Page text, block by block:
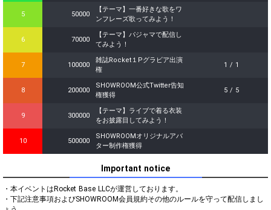
5 50000
【テーマ】一番好きな歌をワ
ンフレーズ歌ってみよう！
6 70000
【テーマ】パジャマで配信し
てみよう！
7 100000
雑誌Rocket１Pグラビア出演
権
1 / 1
8 200000
SHOWROOM公式Twitter告知
権獲得
5 / 5
9 300000
【テーマ】ライブで着る衣装
をお披露目してみよう！
10 500000
SHOWROOMオリジナルアバ
ター制作権獲得
Important notice
・本イベントはRocket Base LLCが運営しております。
・下記注意事項およびSHOWROOM会員規約その他のルールを守って配信しまし